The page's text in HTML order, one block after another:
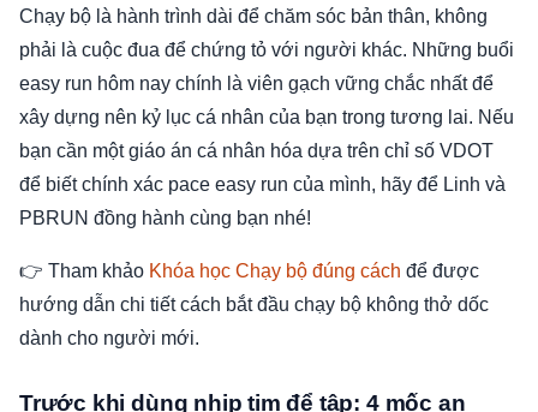
Chạy bộ là hành trình dài để chăm sóc bản thân, không
phải là cuộc đua để chứng tỏ với người khác. Những buổi
easy run hôm nay chính là viên gạch vững chắc nhất để
xây dựng nên kỷ lục cá nhân của bạn trong tương lai. Nếu
bạn cần một giáo án cá nhân hóa dựa trên chỉ số VDOT
để biết chính xác pace easy run của mình, hãy để Linh và
PBRUN đồng hành cùng bạn nhé!
👉 Tham khảo Khóa học Chạy bộ đúng cách để được
hướng dẫn chi tiết cách bắt đầu chạy bộ không thở dốc
dành cho người mới.
Trước khi dùng nhịp tim để tập: 4 mốc an